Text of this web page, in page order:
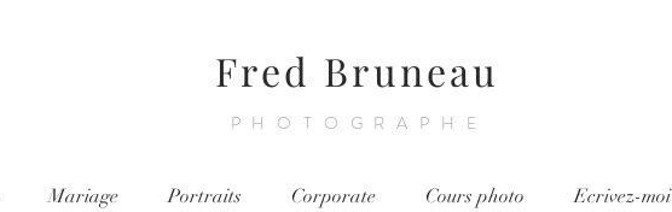
Fred Bruneau
PHOTOGRAPHE
Mariage Portraits Corporate Cours photo Ecrivez-moi